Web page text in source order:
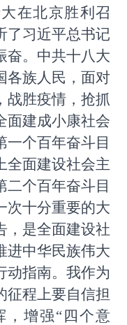
在北京胜利召
了习近平总书记
奋。中共十八大
各族人民，面对
战胜疫情，抢抓
面建成小康社会
一个百年奋斗目
全面建设社会主
二个百年奋斗目
次十分重要的大
，是全面建设社
进中华民族伟大
动指南。我作为
征程上要自信担
，增强“四个意